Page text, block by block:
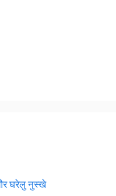
घरेलु नुस्खे